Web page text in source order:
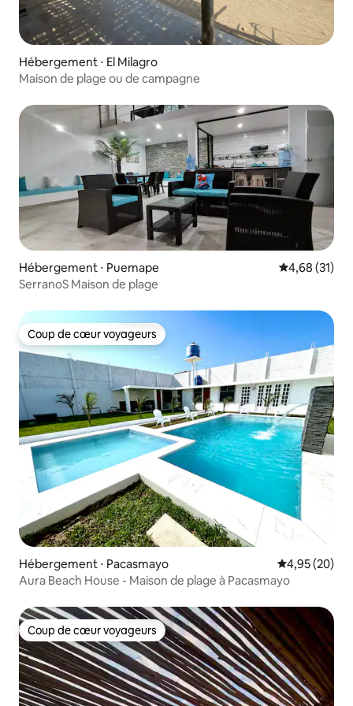
Hébergement ⋅ El Milagro
Maison de plage ou de campagne
Hébergement ⋅ Puemape Évaluation
4,68 (31)
SerranoS Maison de plage
Coup de cœur voyageurs
Coup de cœur voyageurs
Hébergement ⋅ Pacasmayo Évaluation
4,95 (20)
Aura Beach House - Maison de plage à Pacasmayo
Coup de cœur voyageurs
Coup de cœur voyageurs